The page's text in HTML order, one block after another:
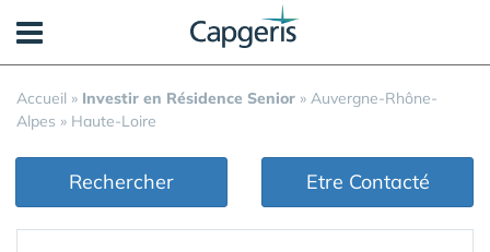
Accueil » Investir en Résidence Senior » Auvergne-Rhône-
Alpes » Haute-Loire
Rechercher Etre Contacté